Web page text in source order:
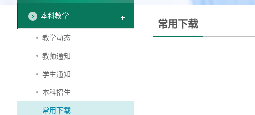
本科教学
教学动态
教师通知
学生通知
本科招生
常用下载
常用下载